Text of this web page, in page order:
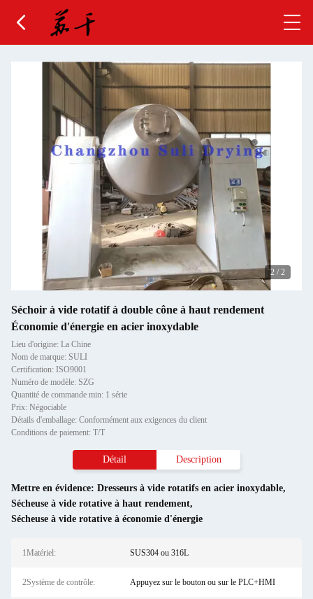
2 / 2
Séchoir à vide rotatif à double cône à haut rendement
Économie d'énergie en acier inoxydable
Lieu d'origine: La Chine
Nom de marque: SULI
Certification: ISO9001
Numéro de modèle: SZG
Quantité de commande min: 1 série
Prix: Négociable
Détails d'emballage: Conformément aux exigences du client
Conditions de paiement: T/T
Détail Description
Mettre en évidence: Dresseurs à vide rotatifs en acier inoxydable,
Sécheuse à vide rotative à haut rendement,
Sécheuse à vide rotative à économie d'énergie
1Matériel: SUS304 ou 316L
2Système de contrôle: Appuyez sur le bouton ou sur le PLC+HMI